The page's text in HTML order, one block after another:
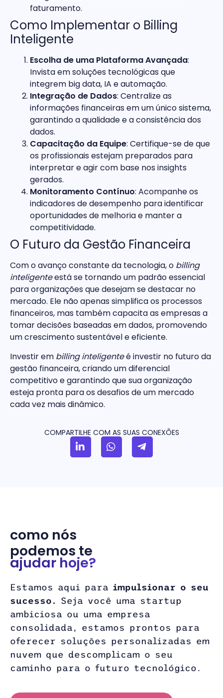
faturamento.
Como Implementar o Billing
Inteligente
Escolha de uma Plataforma Avançada:
Invista em soluções tecnológicas que
integrem big data, IA e automação.
Integração de Dados: Centralize as
informações financeiras em um único sistema,
garantindo a qualidade e a consistência dos
dados.
Capacitação da Equipe: Certifique-se de que
os profissionais estejam preparados para
interpretar e agir com base nos insights
gerados.
Monitoramento Contínuo: Acompanhe os
indicadores de desempenho para identificar
oportunidades de melhoria e manter a
competitividade.
O Futuro da Gestão Financeira
Com o avanço constante da tecnologia, o billing
inteligenteestá se tornando um padrão essencial
para organizações que desejam se destacar no
mercado. Ele não apenas simplifica os processos
financeiros, mas também capacita as empresas a
tomar decisões baseadas em dados, promovendo
um crescimento sustentável e eficiente.
Investir em billing inteligenteé investir no futuro da
gestão financeira, criando um diferencial
competitivo e garantindo que sua organização
esteja pronta para os desafios de um mercado
cada vez mais dinâmico.
COMPARTILHE COM AS SUAS CONEXÕES
como nós
podemos te
ajudar hoje?
Estamos aqui para impulsionar o seu
sucesso.
Seja você uma startup
ambiciosa ou uma empresa
consolidada, estamos prontos para
oferecer soluções personalizadas em
nuvem que descomplicam o seu
caminho para o futuro tecnológico.